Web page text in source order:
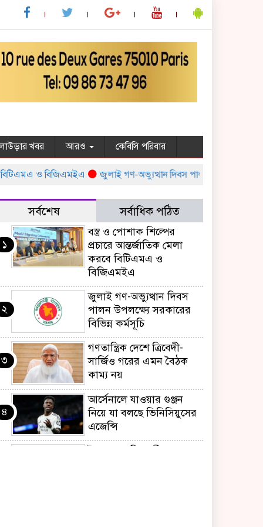
খবর আরও কেবিসি পরিবার
ও বিজিএমইএ জুলাই গণ-অভ্যুত্থান দিবস পালন উপলক্ষ্যে সরকারের
সর্বশেষ সর্বাধিক পঠিত
১
বস্ত্র ও পোশাক শিল্পের
প্রচারে আন্তর্জাতিক মেলা
করবে বিটিএমএ ও
বিজিএমইএ
২
জুলাই গণ-অভ্যুত্থান দিবস
পালন উপলক্ষ্যে সরকারের
বিভিন্ন কর্মসূচি
৩
গণতান্ত্রিক দেশে ত্রিবেদী-
সার্জিও গরের এমন বৈঠক
কাম্য নয়
৪
আর্সেনালে যাওয়ার গুঞ্জন
নিয়ে যা বলছে ভিনিসিয়ুসের
এজেন্সি